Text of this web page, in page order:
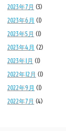
2023年7月 (3)
2023年6月 (1)
2023年5月 (1)
2023年4月 (2)
2023年1月 (1)
2022年12月 (1)
2022年9月 (1)
2022年7月 (4)